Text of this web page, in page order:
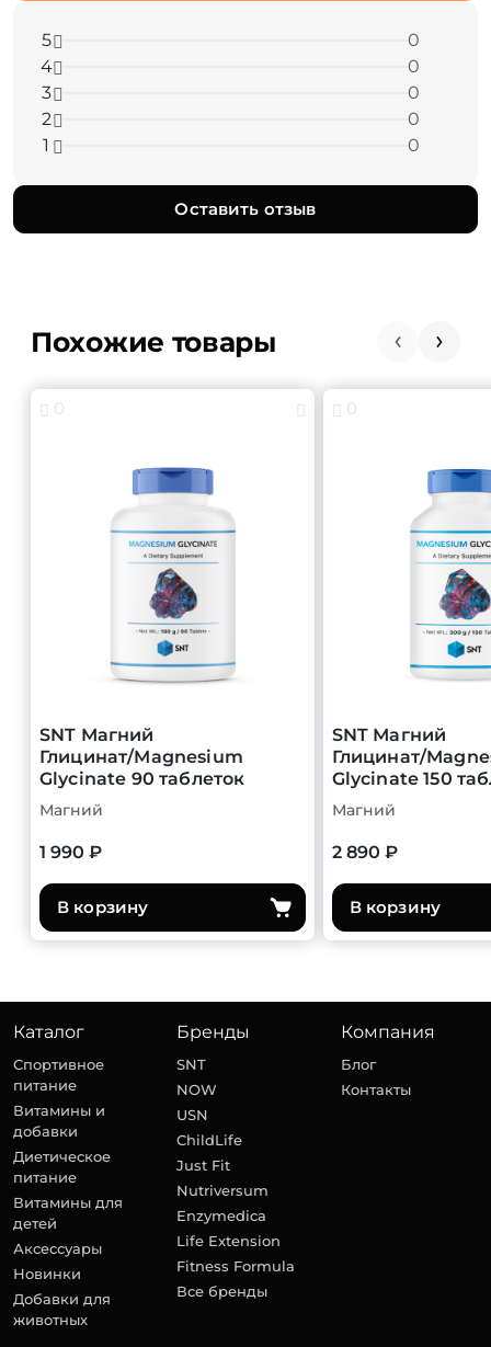
5
0
4
0
3
0
2
0
1
0
Оставить отзыв
Похожие товары
0
SNT Магний
Глицинат/Magnesium
Glycinate 90 таблеток
Магний
1 990 ₽
В корзину
0
SNT Магний
Глицинат/
Glycinate 150
Магний
2 890 ₽
В корзину
Каталог
Спортивное
питание
Витамины и
добавки
Диетическое
питание
Витамины для
детей
Аксессуары
Новинки
Добавки для
животных
Бренды
SNT
NOW
USN
ChildLife
Just Fit
Nutriversum
Enzymedica
Life Extension
Fitness Formula
Все бренды
Компания
Блог
Контакты